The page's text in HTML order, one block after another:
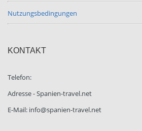
Nutzungsbedingungen
KONTAKT
Telefon:
Adresse - Spanien-travel.net
E-Mail: info@spanien-travel.net